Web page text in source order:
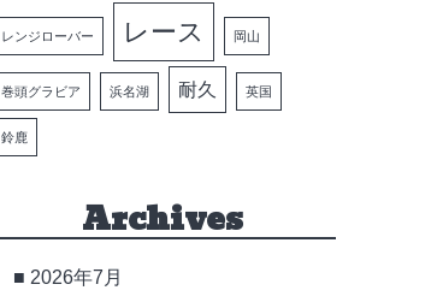
レンジローバー レース 岡山
巻頭グラビア 浜名湖 耐久 英国
鈴鹿
Archives
2026年7月